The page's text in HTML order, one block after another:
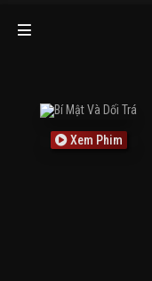
Xem Phim